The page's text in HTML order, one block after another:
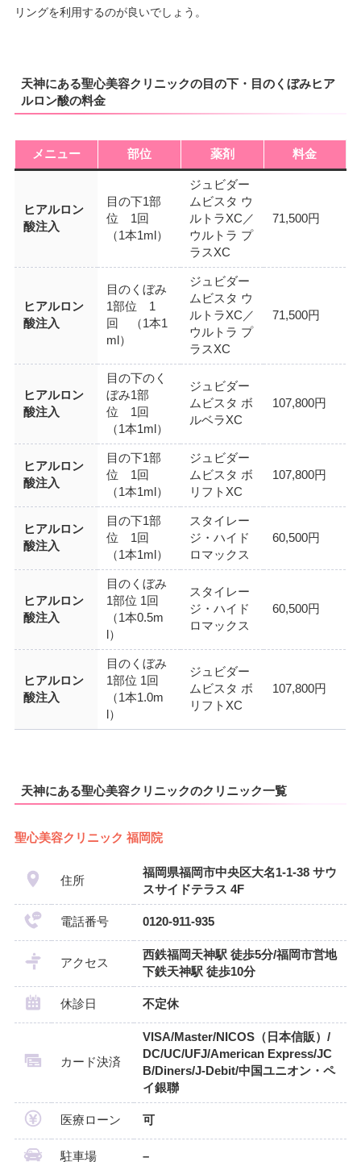
リングを利用するのが良いでしょう。
天神にある聖心美容クリニックの目の下・目のくぼみヒア
ルロン酸の料金
メニュー 部位 薬剤 料金
ヒアルロン
酸注入
目の下1部
位 1回
（1本1ml）
ジュビダー
ムビスタ ウ
ルトラXC／
ウルトラ プ
ラスXC
71,500円
ヒアルロン
酸注入
目のくぼみ
1部位 1
回 （1本1
ml）
ジュビダー
ムビスタ ウ
ルトラXC／
ウルトラ プ
ラスXC
71,500円
ヒアルロン
酸注入
目の下のく
ぼみ1部
位 1回
（1本1ml）
ジュビダー
ムビスタ ボ
ルベラXC
107,800円
ヒアルロン
酸注入
目の下1部
位 1回
（1本1ml）
ジュビダー
ムビスタ ボ
リフトXC
107,800円
ヒアルロン
酸注入
目の下1部
位 1回
（1本1ml）
スタイレー
ジ・ハイド
ロマックス
60,500円
ヒアルロン
酸注入
目のくぼみ
1部位 1回
（1本0.5m
l）
スタイレー
ジ・ハイド
ロマックス
60,500円
ヒアルロン
酸注入
目のくぼみ
1部位 1回
（1本1.0m
l）
ジュビダー
ムビスタ ボ
リフトXC
107,800円
天神にある聖心美容クリニックのクリニック一覧
聖心美容クリニック 福岡院
住所
福岡県福岡市中央区大名1-1-38 サウ
スサイドテラス 4F
電話番号 0120-911-935
アクセス
西鉄福岡天神駅 徒歩5分/福岡市営地
下鉄天神駅 徒歩10分
休診日 不定休
カード決済
VISA/Master/NICOS（日本信販）/
DC/UC/UFJ/American Express/JC
B/Diners/J-Debit/中国ユニオン・ペ
イ銀聯
医療ローン 可
駐車場 –